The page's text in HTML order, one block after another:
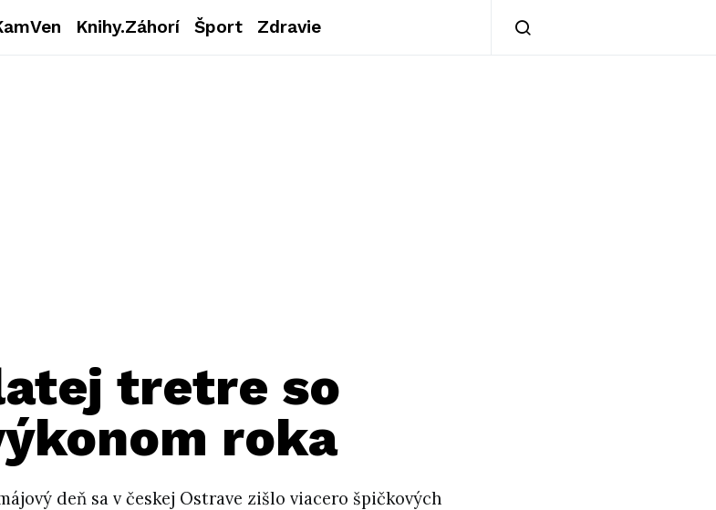
Knihy.Záhorí Šport Zdravie
tretre so
roka
deň sa v českej Ostrave zišlo viacero špičkových